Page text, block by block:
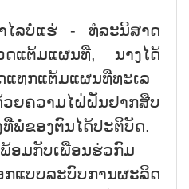
ໄລບໍ່ແຮ່ - ທໍລະນີສາດ
ດແຕ້ມແຜນທີ່, ນາງໄດ້
ແທກແຕ້ມແຜນທີ່ທະເລ
ຍຄວາມໄຝ່ຝັນຢາກສືບ
ທີ່ພໍ່ຂອງຕົນໄດ້ປະຕິບັດ.
ອມກັບເພື່ອນຮ່ວກົມ
ກແບບລະບົບການຜະລິດ